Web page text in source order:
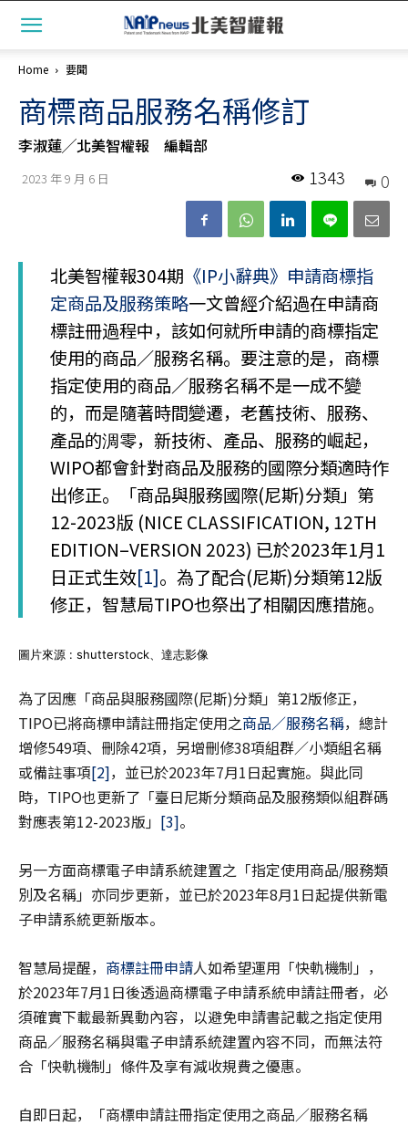
Home 要聞
商標商品服務名稱修訂
李淑蓮╱北美智權報 編輯部
2023 年 9 月 6 日 0
1343
北美智權報304期 《IP小辭典》申請商標指
定商品及服務策略一文曾經介紹過在申請商
標註冊過程中，該如何就所申請的商標指定
使用的商品／服務名稱。要注意的是，商標
指定使用的商品／服務名稱不是一成不變
的，而是隨著時間變遷，老舊技術、服務、
產品的淍零，新技術、產品、服務的崛起，
WIPO都會針對商品及服務的國際分類適時作
出修正。「商品與服務國際(尼斯)分類」第
12-2023版 (NICE CLASSIFICATION, 12TH
EDITION–VERSION 2023) 已於2023年1月1
日正式生效[1]。為了配合(尼斯)分類第12版
修正，智慧局TIPO也祭出了相關因應措施。
圖片來源 : shutterstock、達志影像
為了因應「商品與服務國際(尼斯)分類」第12版修正，
TIPO已將商標申請註冊指定使用之商品／服務名稱，總計
增修549項、刪除42項，另增刪修38項組群／小類組名稱
或備註事項[2]，並已於2023年7月1日起實施。與此同
時，TIPO也更新了「臺日尼斯分類商品及服務類似組群碼
對應表第12-2023版」 [3]。
另一方面商標電子申請系統建置之「指定使用商品/服務類
別及名稱」亦同步更新，並已於2023年8月1日起提供新電
子申請系統更新版本。
智慧局提醒， 商標註冊申請人如希望運用「快軌機制」，
於2023年7月1日後透過商標電子申請系統申請註冊者，必
須確實下載最新異動內容，以避免申請書記載之指定使用
商品／服務名稱與電子申請系統建置內容不同，而無法符
合「快軌機制」條件及享有減收規費之優惠。
自即日起，「商標申請註冊指定使用之商品／服務名稱